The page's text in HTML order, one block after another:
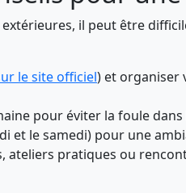
il peut être
le site officiel) et organiser
pour éviter la foule
et le samedi) pour une
pratiques ou